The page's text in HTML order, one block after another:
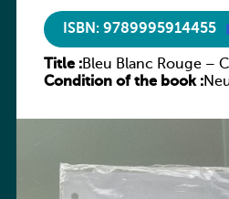
ISBN: 9789995914455
Title :Bleu Blanc Rouge –
Condition of the book :